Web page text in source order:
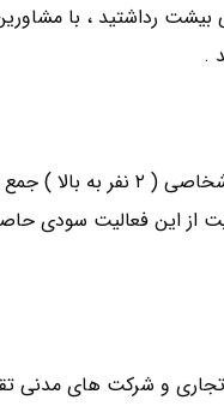
بیشت رداشتید ، با
.
به طور کلی و خلاصه شرکت
از این فعالیت سودی